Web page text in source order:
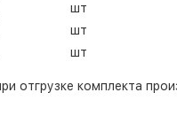
шт
шт
шт
отгрузке комплекта